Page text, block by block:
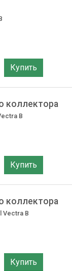
Купить
коллектора
B
Купить
коллектора
Vectra B
Купить